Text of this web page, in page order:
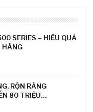
SERIES – HIỆU QUẢ
HÀNG
RỘN RÀNG
80 TRIỆU…